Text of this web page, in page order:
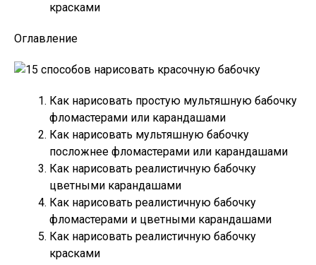
красками
Оглавление
Как нарисовать простую мультяшную бабочку
фломастерами или карандашами
Как нарисовать мультяшную бабочку
посложнее фломастерами или карандашами
Как нарисовать реалистичную бабочку
цветными карандашами
Как нарисовать реалистичную бабочку
фломастерами и цветными карандашами
Как нарисовать реалистичную бабочку
красками